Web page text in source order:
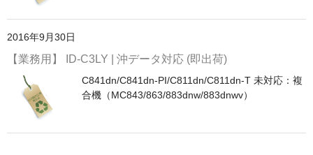
プリンタ補償
動画で分かる
購入ガイド
2016年9月30日
【業務用】 ID-C3LY | 沖データ対応 (即出荷)
C841dn/C841dn-PI/C811dn/C811dn-T 未対応：複
合機（MC843/863/883dnw/883dnwv）